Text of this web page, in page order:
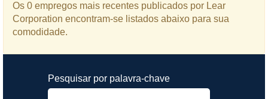
Os 0 empregos mais recentes publicados por Lear
Corporation encontram-se listados abaixo para sua
comodidade.
Pesquisar por palavra-chave